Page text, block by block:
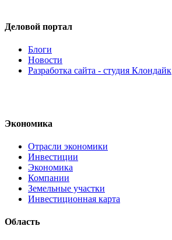
Деловой портал
Блоги
Новости
Разработка сайта - студия Клондайк
Экономика
Отрасли экономики
Инвестиции
Экономика
Компании
Земельные участки
Инвестиционная карта
Область